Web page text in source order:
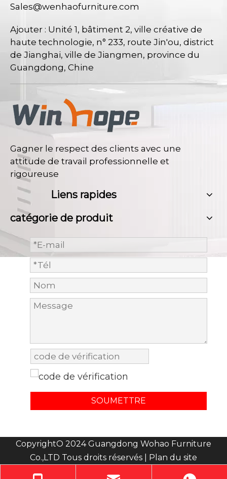
Sales@wenhaofurniture.com
Ajouter : Unité 1, bâtiment 2, ville créative de
haute technologie, n° 233, route Jin'ou, district
de Jianghai, ville de Jiangmen, province du
Guangdong, Chine
Gagner le respect des clients avec une
attitude de travail professionnelle et
rigoureuse
Liens rapides
catégorie de produit
SOUMETTRE
CopyrightO 2024 Guangdong Wohao Furniture
Co.,LTD Tous droits réservés |
Plan du site